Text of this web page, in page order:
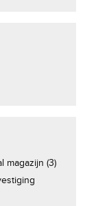
magazijn (3)